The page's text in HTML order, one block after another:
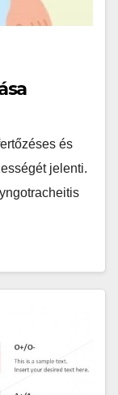
és
jelenti.